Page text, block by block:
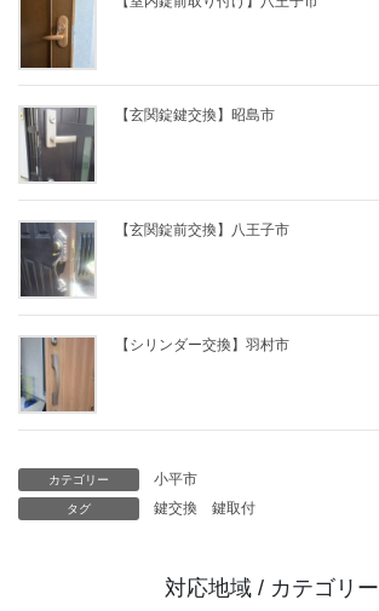
【玄関錠鍵交換】昭島市
【玄関錠前交換】八王子市
【シリンダー交換】羽村市
カテゴリー 小平市
タグ 鍵交換 鍵取付
対応地域 / カテゴリー